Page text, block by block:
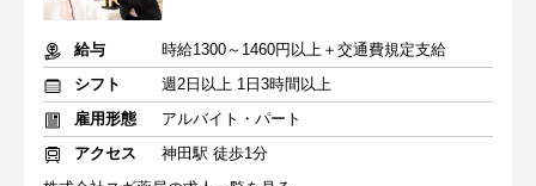
給与
時給1300～1460円以上＋交通費規定支給
シフト
週2日以上 1日3時間以上
雇用形態
アルバイト・パート
アクセス
神田駅 徒歩1分